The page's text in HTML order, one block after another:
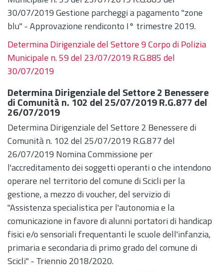
30/07/2019 Gestione parcheggi a pagamento "zone
blu" - Approvazione rendiconto I° trimestre 2019.
Determina Dirigenziale del Settore 9 Corpo di Polizia
Municipale n. 59 del 23/07/2019 R.G.885 del
30/07/2019
Determina Dirigenziale del Settore 2 Benessere
di Comunità n. 102 del 25/07/2019 R.G.877 del
26/07/2019
Determina Dirigenziale del Settore 2 Benessere di
Comunità n. 102 del 25/07/2019 R.G.877 del
26/07/2019 Nomina Commissione per
l'accreditamento dei soggetti operanti o che intendono
operare nel territorio del comune di Scicli per la
gestione, a mezzo di voucher, del servizio di
"Assistenza specialistica per l'autonomia e la
comunicazione in favore di alunni portatori di handicap
fisici e/o sensoriali frequentanti le scuole dell'infanzia,
primaria e secondaria di primo grado del comune di
Scicli" - Triennio 2018/2020.